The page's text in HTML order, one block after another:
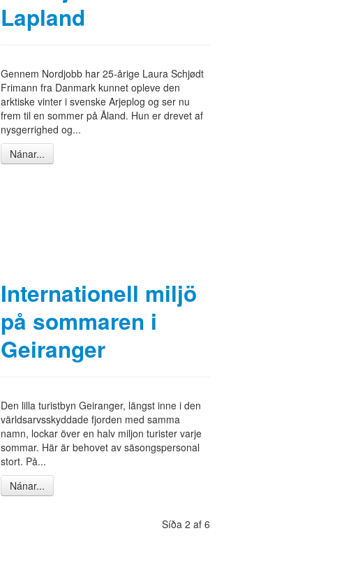
Lapland
Gennem Nordjobb har 25-årige Laura Schjødt
Frimann fra Danmark kunnet opleve den
arktiske vinter i svenske Arjeplog og ser nu
frem til en sommer på Åland. Hun er drevet af
nysgerrighed og...
Nánar...
Internationell miljö
på sommaren i
Geiranger
Den lilla turistbyn Geiranger, längst inne i den
världsarvsskyddade fjorden med samma
namn, lockar över en halv miljon turister varje
sommar. Här är behovet av säsongspersonal
stort. På...
Nánar...
Síða 2 af 6